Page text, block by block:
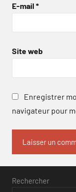
E-mail *
Site web
Enregistrer
navigateur pour
Rechercher